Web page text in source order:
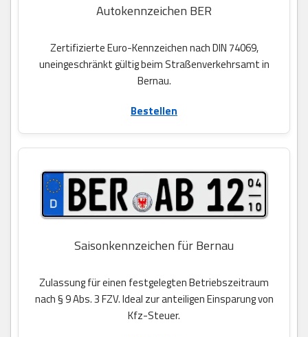
Autokennzeichen BER
Zertifizierte Euro-Kennzeichen nach DIN 74069,
uneingeschränkt gültig beim Straßenverkehrsamt in
Bernau.
Bestellen
Saisonkennzeichen für Bernau
Zulassung für einen festgelegten Betriebszeitraum
nach § 9 Abs. 3 FZV. Ideal zur anteiligen Einsparung von
Kfz-Steuer.